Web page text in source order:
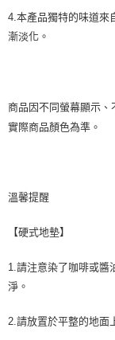
4.本產品獨特的味道來
漸淡化。
商品因不同螢幕顯示
實際商品顏色為準。
溫馨提醒
【硬式地墊】
1.請注意染了咖啡或醬
淨。
2.請放置於平整的地面